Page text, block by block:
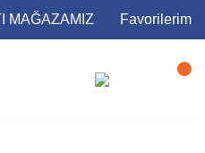
MAĞAZAMIZ Favorilerim